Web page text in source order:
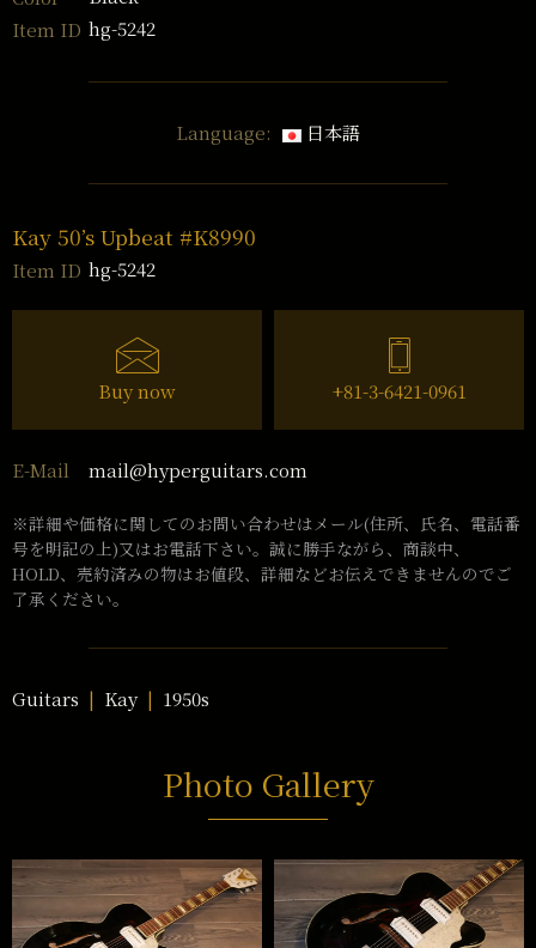
Item ID hg-5242
Language: 日本語
Kay 50’s Upbeat #K8990
Item ID hg-5242
Buy now +81-3-6421-0961
E-Mail mail@hyperguitars.com
※詳細や価格に関してのお問い合わせはメール(住所、氏名、電話番
号を明記の上)又はお電話下さい。誠に勝手ながら、商談中、
HOLD、売約済みの物はお値段、詳細などお伝えできませんのでご
了承ください。
Guitars Kay 1950s
Photo Gallery